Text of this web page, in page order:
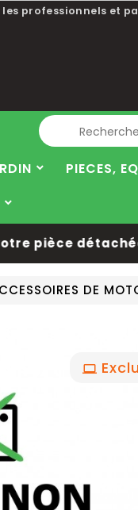
professionnels et
PIECES,
pièce détachée ?
DE